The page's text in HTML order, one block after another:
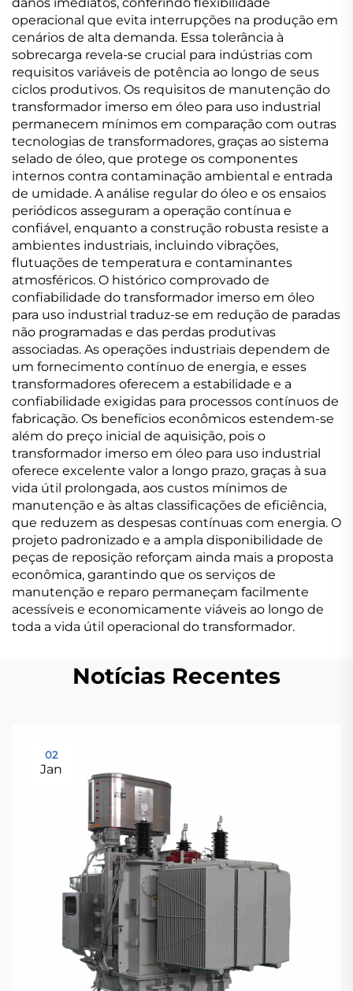
operacional que evita interrupções na produção em
cenários de alta demanda. Essa tolerância à
sobrecarga revela-se crucial para indústrias com
requisitos variáveis de potência ao longo de seus
ciclos produtivos. Os requisitos de manutenção do
transformador imerso em óleo para uso industrial
permanecem mínimos em comparação com outras
tecnologias de transformadores, graças ao sistema
selado de óleo, que protege os componentes
internos contra contaminação ambiental e entrada
de umidade. A análise regular do óleo e os ensaios
periódicos asseguram a operação contínua e
confiável, enquanto a construção robusta resiste a
ambientes industriais, incluindo vibrações,
flutuações de temperatura e contaminantes
atmosféricos. O histórico comprovado de
confiabilidade do transformador imerso em óleo
para uso industrial traduz-se em redução de paradas
não programadas e das perdas produtivas
associadas. As operações industriais dependem de
um fornecimento contínuo de energia, e esses
transformadores oferecem a estabilidade e a
confiabilidade exigidas para processos contínuos de
fabricação. Os benefícios econômicos estendem-se
além do preço inicial de aquisição, pois o
transformador imerso em óleo para uso industrial
oferece excelente valor a longo prazo, graças à sua
vida útil prolongada, aos custos mínimos de
manutenção e às altas classificações de eficiência,
que reduzem as despesas contínuas com energia. O
projeto padronizado e a ampla disponibilidade de
peças de reposição reforçam ainda mais a proposta
econômica, garantindo que os serviços de
manutenção e reparo permaneçam facilmente
acessíveis e economicamente viáveis ao longo de
toda a vida útil operacional do transformador.
Notícias Recentes
02
Jan